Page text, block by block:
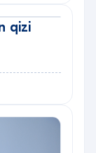
qizi